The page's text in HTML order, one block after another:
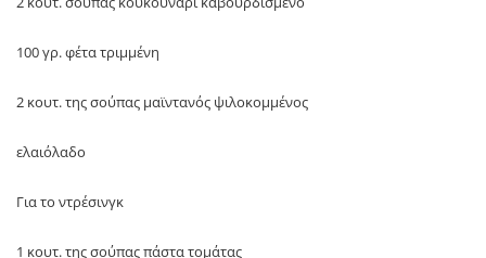
100 γρ. φέτα τριμμένη
2 κουτ. της σούπας μαϊντανός ψιλοκομμένος
ελαιόλαδο
Για το ντρέσινγκ
1 κουτ. της σούπας πάστα τομάτας